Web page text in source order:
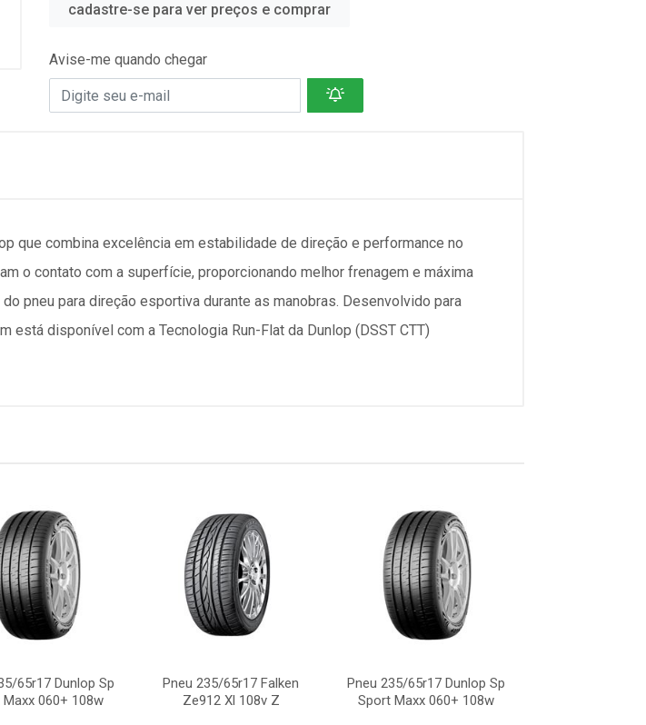
cadastre-se para ver preços e comprar
Avise-me quando chegar
que combina excelência em estabilidade de direção e performance no
o contato com a superfície, proporcionando melhor frenagem e máxima
pneu para direção esportiva durante as manobras. Desenvolvido para
disponível com a Tecnologia Run-Flat da Dunlop (DSST CTT)
65r17 Dunlop Sp
060+ 108w
Pneu 235/65r17 Falken
Ze912 Xl 108v Z
Pneu 235/65r17 Dunlop Sp
Sport Maxx 060+ 108w